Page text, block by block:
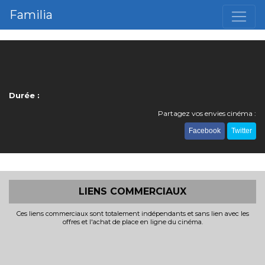
Familia
Durée :
Partagez vos envies cinéma :
Facebook Twitter
LIENS COMMERCIAUX
Ces liens commerciaux sont totalement indépendants et sans lien avec les
offres et l'achat de place en ligne du cinéma.